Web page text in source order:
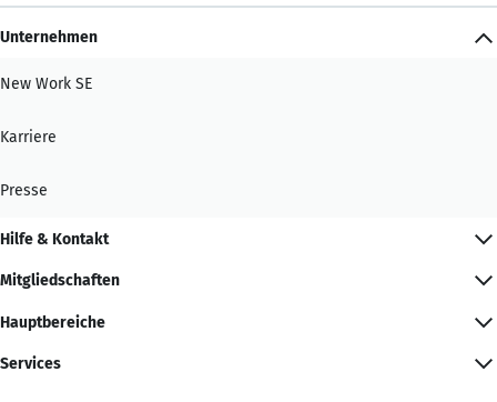
Unternehmen
New Work SE
Karriere
Presse
Hilfe & Kontakt
Mitgliedschaften
Hauptbereiche
Services